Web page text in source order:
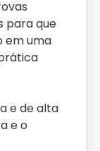
para que
em uma
e de alta
e o